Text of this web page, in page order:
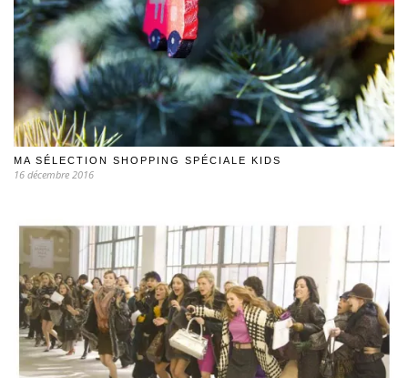
MA SÉLECTION SHOPPING SPÉCIALE KIDS
16 décembre 2016